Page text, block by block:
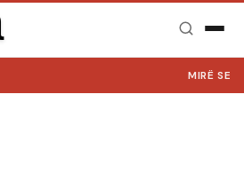
MIRË SE